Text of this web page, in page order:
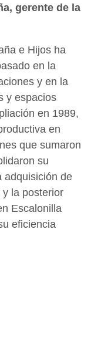
gerente de la
e Hijos ha
en la
y en la
y espacios
en 1989,
en
que sumaron
su
adquisición de
y la posterior
Escalonilla
eficiencia